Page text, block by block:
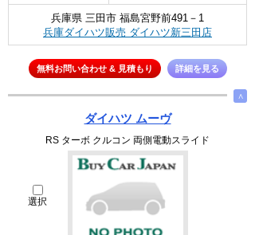
兵庫県 三田市 福島宮野前491－1
兵庫ダイハツ販売 ダイハツ新三田店
無料お問い合わせ & 見積もり 詳細を見る
∧
ダイハツ ムーヴ
RS ターボ クルコン 両側電動スライド
選択